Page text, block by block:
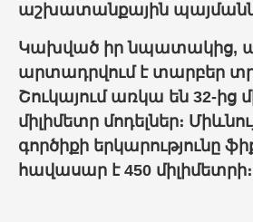
աշխատանքային
Կախված իր նպատակից,
արտադրվում է տարբեր
Շուկայում առկա են 32-ից
միլիմետր մոդելներ։
գործիքի երկարությունը
հավասար է 450 միլիմետրի։